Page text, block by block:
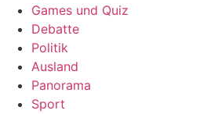
Games und Quiz
Debatte
Politik
Ausland
Panorama
Sport